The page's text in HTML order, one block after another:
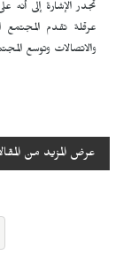
تجدر الإشارة إلى أنه
عرقلة تقدم المجتمع
والاتصالات وتوسع
عرض المزيد من